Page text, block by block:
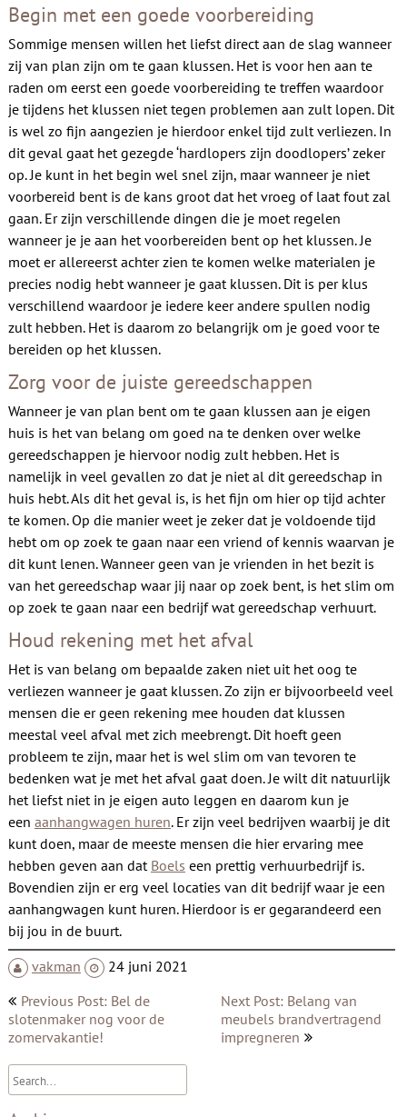
Begin met een goede voorbereiding
Sommige mensen willen het liefst direct aan de slag wanneer
zij van plan zijn om te gaan klussen. Het is voor hen aan te
raden om eerst een goede voorbereiding te treffen waardoor
je tijdens het klussen niet tegen problemen aan zult lopen. Dit
is wel zo fijn aangezien je hierdoor enkel tijd zult verliezen. In
dit geval gaat het gezegde ‘hardlopers zijn doodlopers’ zeker
op. Je kunt in het begin wel snel zijn, maar wanneer je niet
voorbereid bent is de kans groot dat het vroeg of laat fout zal
gaan. Er zijn verschillende dingen die je moet regelen
wanneer je je aan het voorbereiden bent op het klussen. Je
moet er allereerst achter zien te komen welke materialen je
precies nodig hebt wanneer je gaat klussen. Dit is per klus
verschillend waardoor je iedere keer andere spullen nodig
zult hebben. Het is daarom zo belangrijk om je goed voor te
bereiden op het klussen.
Zorg voor de juiste gereedschappen
Wanneer je van plan bent om te gaan klussen aan je eigen
huis is het van belang om goed na te denken over welke
gereedschappen je hiervoor nodig zult hebben. Het is
namelijk in veel gevallen zo dat je niet al dit gereedschap in
huis hebt. Als dit het geval is, is het fijn om hier op tijd achter
te komen. Op die manier weet je zeker dat je voldoende tijd
hebt om op zoek te gaan naar een vriend of kennis waarvan je
dit kunt lenen. Wanneer geen van je vrienden in het bezit is
van het gereedschap waar jij naar op zoek bent, is het slim om
op zoek te gaan naar een bedrijf wat gereedschap verhuurt.
Houd rekening met het afval
Het is van belang om bepaalde zaken niet uit het oog te
verliezen wanneer je gaat klussen. Zo zijn er bijvoorbeeld veel
mensen die er geen rekening mee houden dat klussen
meestal veel afval met zich meebrengt. Dit hoeft geen
probleem te zijn, maar het is wel slim om van tevoren te
bedenken wat je met het afval gaat doen. Je wilt dit natuurlijk
het liefst niet in je eigen auto leggen en daarom kun je
een aanhangwagen huren. Er zijn veel bedrijven waarbij je dit
kunt doen, maar de meeste mensen die hier ervaring mee
hebben geven aan dat Boels een prettig verhuurbedrijf is.
Bovendien zijn er erg veel locaties van dit bedrijf waar je een
aanhangwagen kunt huren. Hierdoor is er gegarandeerd een
bij jou in de buurt.
vakman
24 juni 2021
Bericht
navigatie
Previous Post: Bel de
slotenmaker nog voor de
zomervakantie!
Next Post: Belang van
meubels brandvertragend
impregneren